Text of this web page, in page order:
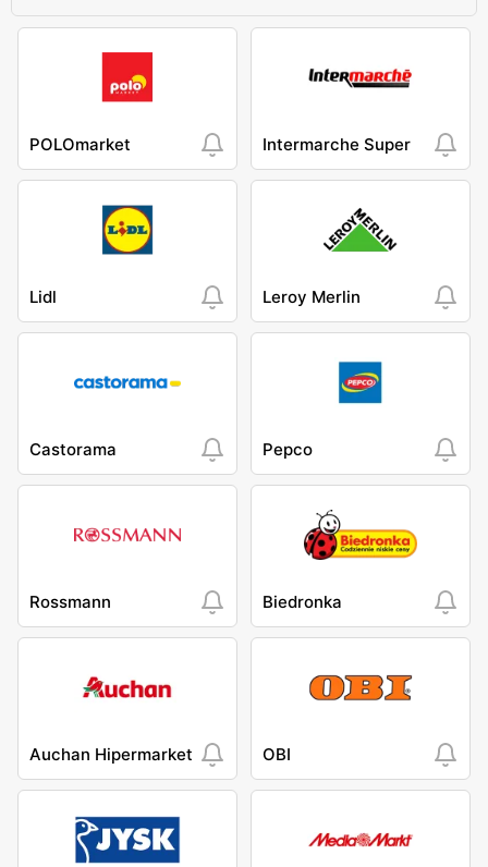
POLOmarket Intermarche Super
Lidl Leroy Merlin
Castorama Pepco
Rossmann Biedronka
Auchan Hipermarket OBI